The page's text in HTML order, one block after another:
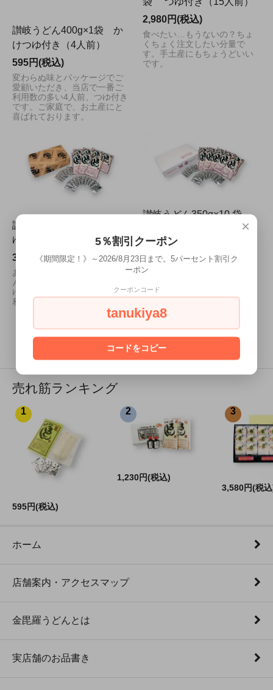
讃岐うどん400g×1袋 か
けつゆ付き（4人前）
595円(税込)
変わらぬ味とパッケージでご
愛顧いただき、当店で一番ご
利用数の多い4人前、つゆ付き
です。ご家庭で、お土産にと
喜ばれております。
2,980円(税込)
食べたい…もうないの？ちょ
くちょく注文したい分量で
す。手土産にもちょうどいい
です。
讃岐うどん350g×7 袋 つ
ゆ付き（21人前）
3,980円(税込)
あると便利な本格讃岐うど
ん。ギフトにも人気です。つ
ゆもあり、お鍋のしめにも便
利です。
讃岐うどん350g×10 袋
5,650円(税込)
家族みんなの好きなかけうど
ん。届いたらあの方にも、お
りセットです。かけうどんつ
ゆ付きで、メニューのバリエ
ーションは無限です。
4商品中1-4商品
売れ筋ランキング
1
595円(税込)
2
1,230円(税込)
3
3,580円(税
ホーム
店舗案内・アクセスマップ
金毘羅うどんとは
実店舗のお品書き
×
5％割引クーポン
《期間限定！》～2026/8月23日まで。5パーセント割引ク
ーポン
クーポンコード
tanukiya8
コードをコピー